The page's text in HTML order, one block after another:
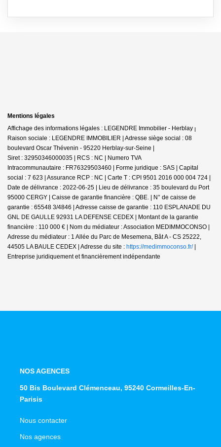
Mentions légales
Affichage des informations légales : LEGENDRE Immobilier - Herblay |
Raison sociale : LEGENDRE IMMOBILIER | Adresse siège social : 08
boulevard Oscar Thévenin - 95220 Herblay-sur-Seine |
Siret : 32950346000035 | RCS : NC | Numero TVA
Intracommunautaire : FR76329503460 | Forme juridique : SAS | Capital
social : 7 623 | Assurance RCP : NC | Carte T : CPI 9501 2016 000 004 724 |
Date de délivrance : 2022-06-25 | Lieu de délivrance : 35 boulevard du Port
95000 CERGY | Caisse de garantie financière : QBE. | N° de caisse de
garantie : 65548 3/4846 | Adresse caisse de garantie : 110 ESPLANADE DU
GNL DE GAULLE 92931 LA DEFENSE CEDEX | Montant de la garantie
financière : 110 000 € | Nom du médiateur : Association MEDIMMOCONSO |
Adresse du médiateur : 1 Allée du Parc de Mesemena, Bât A - CS 25222,
44505 LA BAULE CEDEX | Adresse du site : https://medimmoconso.fr/|
Entreprise juridiquement et financièrement indépendante
NOS AGENCES
50 Bis Boulevard Clémenceau, 95240 Cormeilles-En-
Parisis
Nous contacter
Nos agences